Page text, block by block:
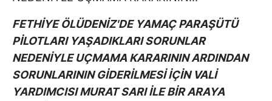
FETHİYE ÖLÜDENİZ'DE YAMAÇ PARAŞÜTÜ
PİLOTLARI YAŞADIKLARI SORUNLAR
NEDENİYLE UÇMAMA KARARININ ARDINDAN
SORUNLARININ GİDERİLMESİ İÇİN VALİ
YARDIMCISI MURAT SARI İLE BİR ARAYA